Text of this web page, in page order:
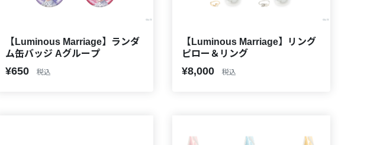
【Luminous Marriage】ランダ
ム缶バッジ Aグループ
¥650 税込
【Luminous Marriage】リング
ピロー＆リング
¥8,000 税込